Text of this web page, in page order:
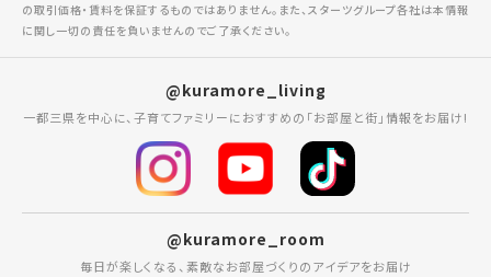
の取引価格・賃料を保証するものではありません。また、スターツグループ各社は本情報
に関し一切の責任を負いませんのでご了承ください。
@kuramore_living
一都三県を中心に、子育てファミリーにおすすめの「お部屋と街」情報をお届け!
@kuramore_room
毎日が楽しくなる、素敵なお部屋づくりのアイデアをお届け